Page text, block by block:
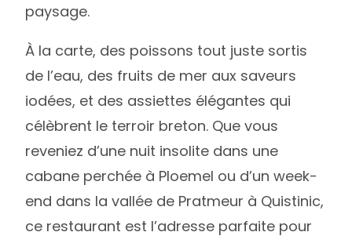
paysage.
À la carte, des poissons tout juste sortis
de l’eau, des fruits de mer aux saveurs
iodées, et des assiettes élégantes qui
célèbrent le terroir breton. Que vous
reveniez d’une nuit insolite dans une
cabane perchée à Ploemel ou d’un week-
end dans la vallée de Pratmeur à Quistinic,
ce restaurant est l’adresse parfaite pour